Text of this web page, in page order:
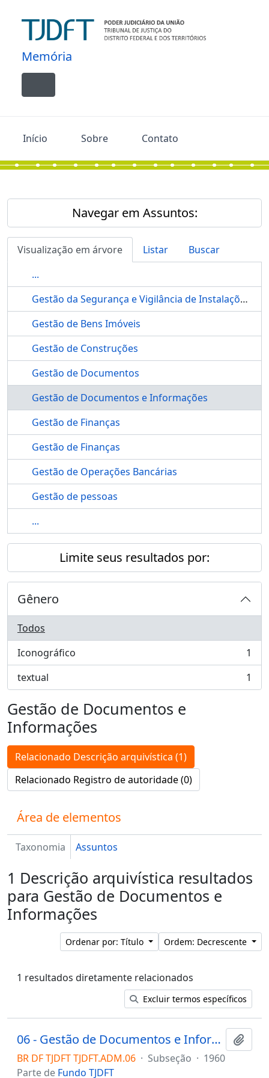
Memória
Toggle navigation
Início Sobre Contato
Navegar em Assuntos:
Visualização em árvore Listar
Buscar
...
Gestão da Segurança e Vigilância de Instalações de Bens Imóveis
Gestão de Bens Imóveis
Gestão de Construções
Gestão de Documentos
Gestão de Documentos e Informações
Gestão de Finanças
Gestão de Finanças
Gestão de Operações Bancárias
Gestão de pessoas
...
Limite seus resultados por:
Gênero
Todos
Iconográfico
, 1 resultados
1
textual
, 1 resultados 1
Gestão de Documentos e
Informações
Relacionado Descrição arquivística (1)
Relacionado Registro de autoridade (0)
Área de elementos
Taxonomia Assuntos
1 Descrição arquivística resultados
para Gestão de Documentos e
Informações
Ordenar por: Título Ordem: Decrescente
1 resultados diretamente relacionados
Excluir termos específicos
06 - Gestão de Documentos e Informações
BR DF TJDFT TJDFT.ADM.06 · Subseção · 1960
Parte de Fundo TJDFT